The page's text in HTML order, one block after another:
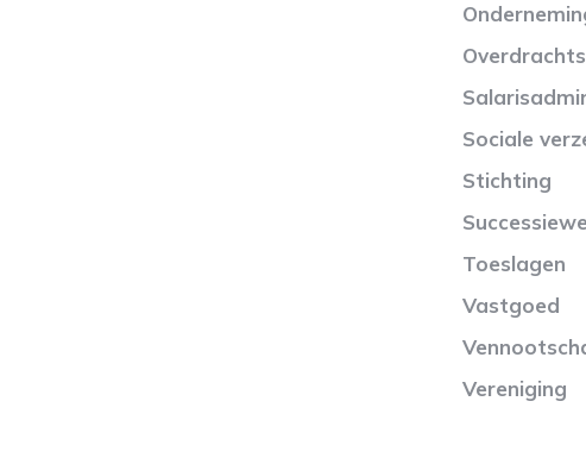
Sociale
Stichting
Toeslagen
Vastgoed
Vereniging